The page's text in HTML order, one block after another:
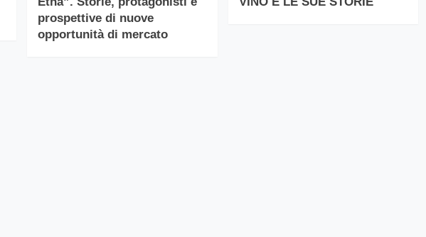
prospettive di nuove
opportunità di mercato